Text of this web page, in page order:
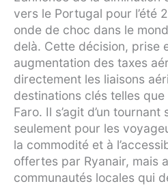
vers le Portugal pour l’été
onde de choc dans le
delà. Cette décision, prise
augmentation des taxes
directement les liaisons
destinations clés telles
Faro. Il s’agit d’un
seulement pour les
la commodité et à
offertes par Ryanair, mais
communautés locales qui